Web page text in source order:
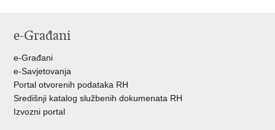
FacebookuTwitteru
e-Građani
e-Građani
e-Savjetovanja
Portal otvorenih podataka RH
Središnji katalog službenih dokumenata RH
Izvozni portal